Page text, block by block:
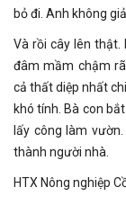
bỏ đi. Anh không
Và rồi cây lên
đâm mầm chậm
cả thất diệp nhất
khó tính. Bà con
lấy công làm
thành người nhà.
HTX Nông nghiệp